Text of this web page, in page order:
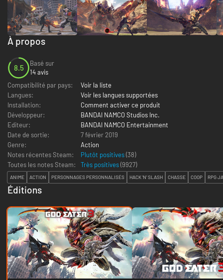
À propos
8.5
Basé sur
14 avis
Compatibilité par pays:
Voir la liste
Langues:
Voir les langues supportées
Installation:
Comment activer ce produit
Développeur:
BANDAI NAMCO Studios Inc.
Editeur:
BANDAI NAMCO Entertainment
Date de sortie:
7 février 2019
Genre:
Action
Notes récentes Steam:
Plutôt positives(38)
Toutes les notes Steam:
Très positives(9927)
ANIME ACTION PERSONNAGES PERSONNALISÉS HACK 'N' SLASH CHASSE COOP RPG
Éditions